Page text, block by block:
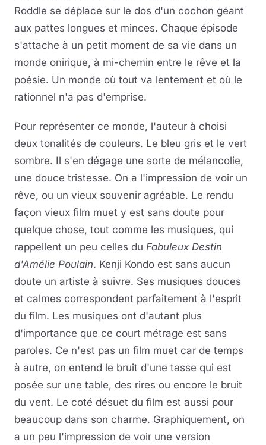
Roddle se déplace sur le dos d'un cochon géant
aux pattes longues et minces. Chaque épisode
s'attache à un petit moment de sa vie dans un
monde onirique, à mi-chemin entre le rêve et la
poésie. Un monde où tout va lentement et où le
rationnel n'a pas d'emprise.
Pour représenter ce monde, l'auteur à choisi
deux tonalités de couleurs. Le bleu gris et le vert
sombre. Il s'en dégage une sorte de mélancolie,
une douce tristesse. On a l'impression de voir un
rêve, ou un vieux souvenir agréable. Le rendu
façon vieux film muet y est sans doute pour
quelque chose, tout comme les musiques, qui
rappellent un peu celles du Fabuleux Destin
d'Amélie Poulain. Kenji Kondo est sans aucun
doute un artiste à suivre. Ses musiques douces
et calmes correspondent parfaitement à l'esprit
du film. Les musiques ont d'autant plus
d'importance que ce court métrage est sans
paroles. Ce n'est pas un film muet car de temps
à autre, on entend le bruit d'une tasse qui est
posée sur une table, des rires ou encore le bruit
du vent. Le coté désuet du film est aussi pour
beaucoup dans son charme. Graphiquement, on
a un peu l'impression de voir une version